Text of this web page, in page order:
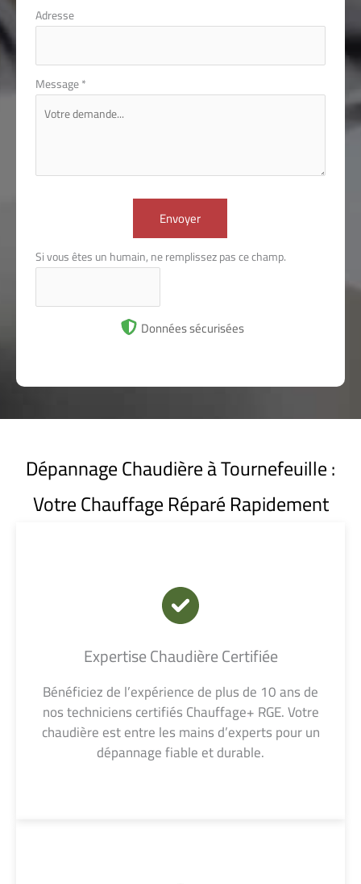
Adresse
Message*
Envoyer
Si vous êtes un humain, ne remplissez pas ce champ.
Données sécurisées
Dépannage Chaudière à Tournefeuille :
Votre Chauffage Réparé Rapidement
Expertise Chaudière Certifiée
Bénéficiez de l’expérience de plus de 10 ans de
nos techniciens certifiés Chauffage+ RGE. Votre
chaudière est entre les mains d’experts pour un
dépannage fiable et durable.